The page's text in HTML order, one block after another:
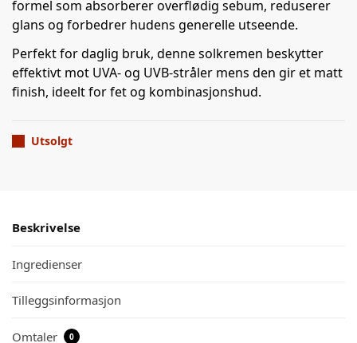
formel som absorberer overflødig sebum, reduserer
glans og forbedrer hudens generelle utseende.
Perfekt for daglig bruk, denne solkremen beskytter
effektivt mot UVA- og UVB-stråler mens den gir et matt
finish, ideelt for fet og kombinasjonshud.
Utsolgt
Beskrivelse
Ingredienser
Tilleggsinformasjon
Omtaler 0